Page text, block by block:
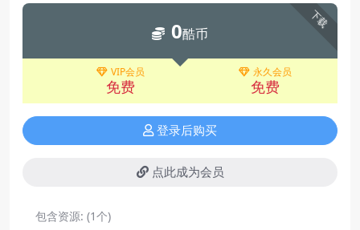
下载
0酷币
VIP会员
免费
永久会员
免费
登录后购买
点此成为会员
包含资源: (1个)